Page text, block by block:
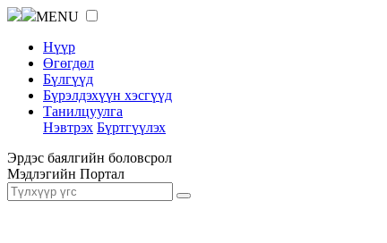
MENU
Нүүр
Өгөгдөл
Бүлгүүд
Бүрэлдэхүүн хэсгүүд
Танилцуулга
Нэвтрэх Бүртгүүлэх
Эрдэс баялгийн боловсрол
Мэдлэгийн Портал